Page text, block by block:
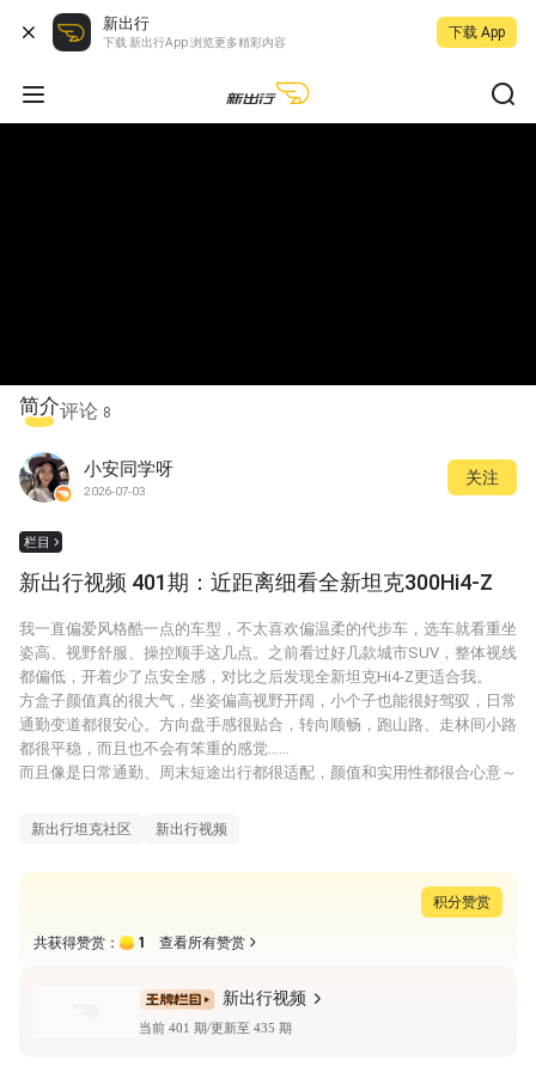
新出行
下载 新出行App 浏览更多精彩内容
下载 App
简介评论 8
小安同学呀
2026-07-03
关注
栏目
新出行视频 401期：近距离细看全新坦克300Hi4-Z
我一直偏爱风格酷一点的车型，不太喜欢偏温柔的代步车，选车就看重坐
姿高、视野舒服、操控顺手这几点。之前看过好几款城市SUV，整体视线
都偏低，开着少了点安全感，对比之后发现全新坦克Hi4-Z更适合我。
方盒子颜值真的很大气，坐姿偏高视野开阔，小个子也能很好驾驭，日常
通勤变道都很安心。方向盘手感很贴合，转向顺畅，跑山路、走林间小路
都很平稳，而且也不会有笨重的感觉……
而且像是日常通勤、周末短途出行都很适配，颜值和实用性都很合心意～
新出行坦克社区 新出行视频
积分赞赏
共获得赞赏： 1 查看所有赞赏
新出行视频
当前 401 期/更新至 435 期